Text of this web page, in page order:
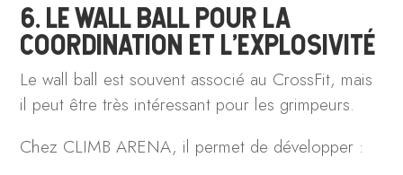
6. LE WALL BALL POUR LA
COORDINATION ET L’EXPLOSIVITÉ
Le wall ball est souvent associé au CrossFit, mais
il peut être très intéressant pour les grimpeurs.
Chez CLIMB ARENA, il permet de développer :